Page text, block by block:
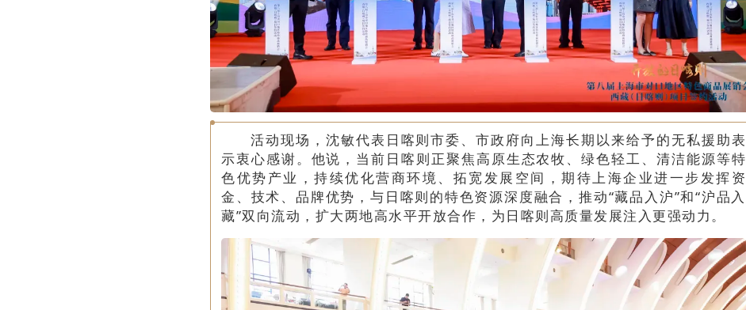
活动现场，沈敏代表日喀则市委、市政府向上海长期以来给予的无私援助表
示衷心感谢。他说，当前日喀则正聚焦高原生态农牧、绿色轻工、清洁能源等特
色优势产业，持续优化营商环境、拓宽发展空间，期待上海企业进一步发挥资
金、技术、品牌优势，与日喀则的特色资源深度融合，推动“藏品入沪”和“沪品入
藏”双向流动，扩大两地高水平开放合作，为日喀则高质量发展注入更强动力。